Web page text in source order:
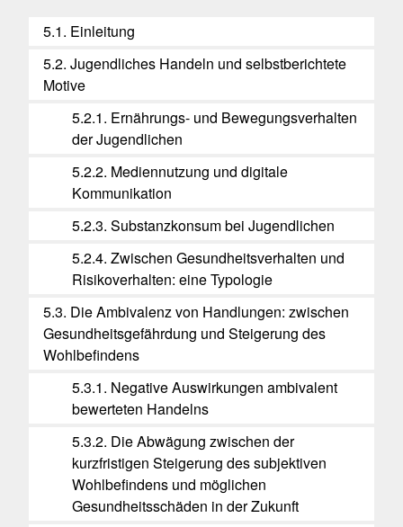
5.1. Einleitung
5.2. Jugendliches Handeln und selbstberichtete
Motive
5.2.1. Ernährungs- und Bewegungsverhalten
der Jugendlichen
5.2.2. Mediennutzung und digitale
Kommunikation
5.2.3. Substanzkonsum bei Jugendlichen
5.2.4. Zwischen Gesundheitsverhalten und
Risikoverhalten: eine Typologie
5.3. Die Ambivalenz von Handlungen: zwischen
Gesundheitsgefährdung und Steigerung des
Wohlbefindens
5.3.1. Negative Auswirkungen ambivalent
bewerteten Handelns
5.3.2. Die Abwägung zwischen der
kurzfristigen Steigerung des subjektiven
Wohlbefindens und möglichen
Gesundheitsschäden in der Zukunft